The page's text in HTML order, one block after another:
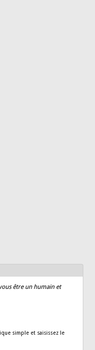
être un humain et
simple et saisissez le